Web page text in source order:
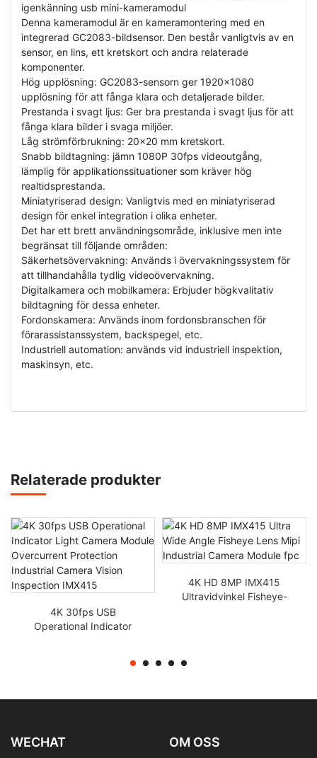
igenkänning usb mini-kameramodul
Denna kameramodul är en kameramontering med en
integrerad GC2083-bildsensor. Den består vanligtvis av en
sensor, en lins, ett kretskort och andra relaterade
komponenter.
Hög upplösning: GC2083-sensorn ger 1920x1080
upplösning för att fånga klara och detaljerade bilder.
Prestanda i svagt ljus: Ger bra prestanda i svagt ljus för att
fånga klara bilder i svaga miljöer.
Låg strömförbrukning: 20x20 mm kretskort.
Snabb bildtagning: jämn 1080P 30fps videoutgång,
lämplig för applikationssituationer som kräver hög
realtidsprestanda.
Miniatyriserad design: Vanligtvis med en miniatyriserad
design för enkel integration i olika enheter.
Det har ett brett användningsområde, inklusive men inte
begränsat till följande områden:
Säkerhetsövervakning: Används i övervakningssystem för
att tillhandahålla tydlig videoövervakning.
Digitalkamera och mobilkamera: Erbjuder högkvalitativ
bildtagning för dessa enheter.
Fordonskamera: Används inom fordonsbranschen för
förarassistanssystem, backspegel, etc.
Industriell automation: används vid industriell inspektion,
maskinsyn, etc.
Relaterade produkter
4K 30fps USB
Operational Indicator
Industriell kamerasyn
4K HD 8MP IMX415
Ultravidvinkel Fisheye-
WECHAT OM OSS